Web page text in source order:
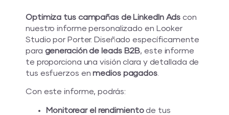
Optimiza tus campañas de LinkedIn Ads con
nuestro informe personalizado en Looker
Studio por Porter. Diseñado específicamente
para generación de leads B2B, este informe
te proporciona una visión clara y detallada de
tus esfuerzos enmedios pagados.
Con este informe, podrás:
Monitorear el rendimientode tus